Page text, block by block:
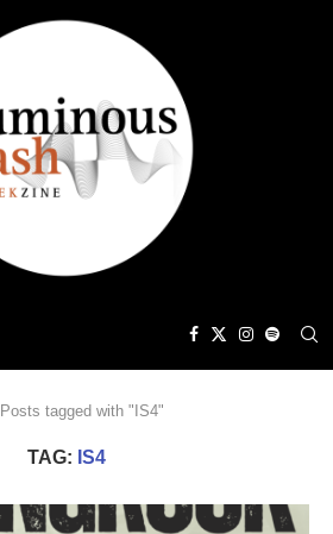
Posts tagged with "IS4"
TAG: IS4